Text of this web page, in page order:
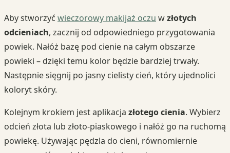
Aby stworzyć wieczorowy makijaż oczu wzłotych
odcieniach, zacznij od odpowiedniego przygotowania
powiek. Nałóż bazę pod cienie na całym obszarze
powieki – dzięki temu kolor będzie bardziej trwały.
Następnie sięgnij po jasny cielisty cień, który ujednolici
koloryt skóry.
Kolejnym krokiem jest aplikacja złotego cienia. Wybierz
odcień złota lub złoto-piaskowego i nałóż go na ruchomą
powiekę. Używając pędzla do cieni, równomiernie